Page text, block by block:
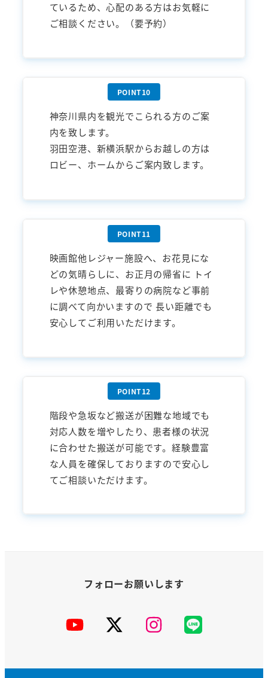
ているため、心配のある方はお気軽に
ご相談ください。（要予約）
神奈川県内を観光でこられる方のご案
内を致します。
羽田空港、新横浜駅からお越しの方は
ロビー、ホームからご案内致します。
映画館他レジャー施設へ、お花見にな
どの気晴らしに、お正月の帰省に トイ
レや休憩地点、最寄りの病院など事前
に調べて向かいますので 長い距離でも
安心してご利用いただけます。
階段や急坂など搬送が困難な地域でも
対応人数を増やしたり、患者様の状況
に合わせた搬送が可能です。経験豊富
な人員を確保しておりますので安心し
てご相談いただけます。
YouTubeX Instagram
公
式